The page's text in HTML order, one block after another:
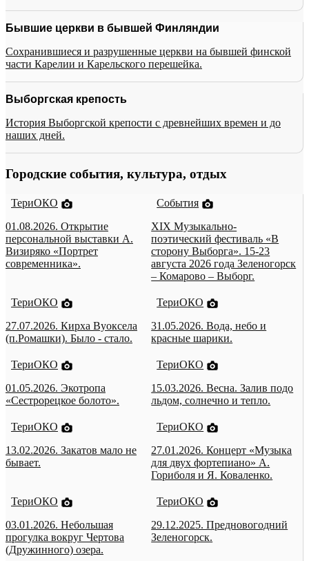
Бывшие церкви в бывшей Финляндии
Сохранившиеся и разрушенные церкви на бывшей финской
части Карелии и Карельского перешейка.
Выборгская крепость
История Выборгской крепости с древнейших времен и до
наших дней.
Городские события, культура, отдых
ТериОКО
01.08.2026. Открытие
персональной выставки А.
Визиряко «Портрет
современника».
События
XIX Музыкально-
поэтический фестиваль «В
сторону Выборга». 15-23
августа 2026 года Зеленогорск
– Комарово – Выборг.
ТериОКО
27.07.2026. Кирха Вуоксела
(п.Ромашки). Было - стало.
ТериОКО
31.05.2026. Вода, небо и
красные шарики.
ТериОКО
01.05.2026. Экотропа
«Сестрорецкое болото».
ТериОКО
15.03.2026. Весна. Залив подо
льдом, солнечно и тепло.
ТериОКО
13.02.2026. Закатов мало не
бывает.
ТериОКО
27.01.2026. Концерт «Музыка
для двух фортепиано» А.
Гориболя и Я. Коваленко.
ТериОКО
03.01.2026. Небольшая
прогулка вокруг Чертова
(Дружинного) озера.
ТериОКО
29.12.2025. Предновогодний
Зеленогорск.